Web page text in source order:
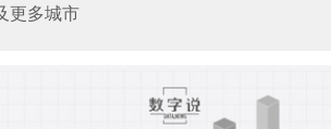
更多城市